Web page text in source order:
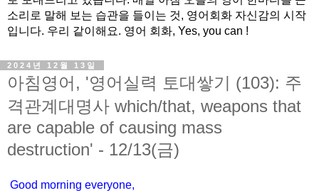
소리로 말해 보는 습관을 들이는 것, 영어회화 자신감의 시작
입니다. 우리 같이해요. 영어 회화, Yes, you can !
2024년 12월 13일
아침영어, '영어실력 토대쌓기 (103): 주
격관계대명사 which/that, weapons that
are capable of causing mass
destruction' - 12/13(금)
Good morning everyone,